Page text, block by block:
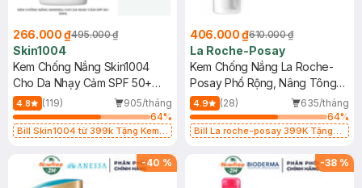
266.000 ₫495.000 ₫
Skin1004
Kem Chống Nắng Skin1004
Cho Da Nhạy Cảm SPF 50+
50ml
4.8 (119)
905/tháng
64%
Bill Skin1004 từ 399k Tặng Kem
SPF 50+ 20ml (SL Có Hạn)
406.000 ₫610.000 ₫
La Roche-Posay
Kem Chống Nắng La Roche-
Posay Phổ Rộng, Nâng Tông
Kiềm Dầu 50ml
4.9 (28)
635/tháng
64%
Bill La roche-posay 399K Tặng
(SL có hạn)
-40 % -38 %